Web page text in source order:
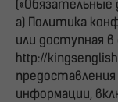
(«Обязательные
а) Политика
или доступная
http://
предоставления
информации,